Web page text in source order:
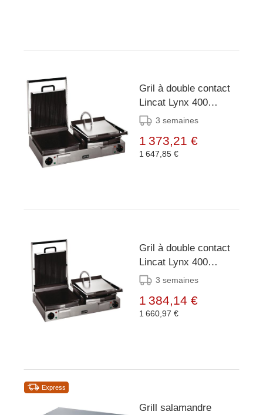
Gril à double contact
Lincat Lynx 400
nervuré - 2x 2250W
3 semaines
1 373,21 €
1 647,85 €
Gril à double contact
Lincat Lynx 400
nervuré+lisse - 2x
3 semaines
1 384,14 €
1 660,97 €
Express
Grill salamandre